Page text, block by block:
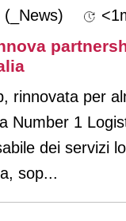
(_News)
rinnovata per
Number 1
dei servizi
sop...